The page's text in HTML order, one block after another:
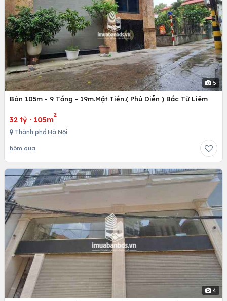
5
Bán 105m - 9 Tầng - 19m.Mặt Tiền.( Phú Diễn ) Bắc Từ Liêm
32 tỷ · 105m
2
Thành phố Hà Nội
hôm qua
4